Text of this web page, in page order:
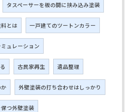
タスペーサーを板の間に挟み込み塗装
とは 一戸建てのツートンカラー
ュレーション
古民家再生 遺品整理
外壁塗装の打ち合わせはしっかり
つ外壁塗装